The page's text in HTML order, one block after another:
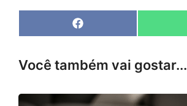
Share
on
F
a
e
b
k
Você também vai gostar...